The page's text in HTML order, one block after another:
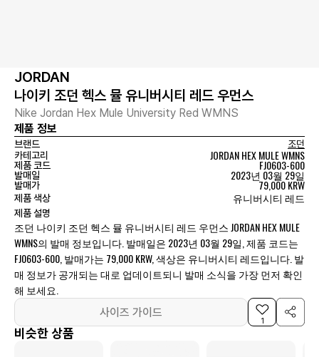
JORDAN
나이키 조던 헥스 뮬 유니버시티 레드 우먼스
Nike Jordan Hex Mule University Red WMNS
제품 정보
브랜드
조던
카테고리
JORDAN HEX MULE WMNS
제품 코드 FJ0603-600
발매일 2023년 03월 29일
발매가 79,000 KRW
제품 색상 유니버시티 레드
제품 설명
조던 나이키 조던 헥스 뮬 유니버시티 레드 우먼스 JORDAN HEX MULE
WMNS의 발매 정보입니다. 발매일은 2023년 03월 29일, 제품 코드는
FJ0603-600, 발매가는 79,000 KRW, 색상은 유니버시티 레드입니다. 발
매 정보가 공개되는 대로 업데이트되니 발매 소식을 가장 먼저 확인
해 보세요.
사이즈 가이드
1
비슷한 상품